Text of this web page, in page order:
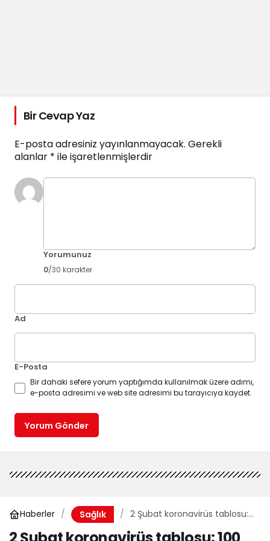
Bir Cevap Yaz
E-posta adresiniz yayınlanmayacak. Gerekli
alanlar * ile işaretlenmişlerdir
Yorumunuz
0/30 karakter
Ad
E-Posta
Bir dahaki sefere yorum yaptığımda kullanılmak üzere adımı,
e-posta adresimi ve web site adresimi bu tarayıcıya kaydet.
Yorum Gönder
Haberler Sağlık
2 Şubat koronavirüs tablosu: